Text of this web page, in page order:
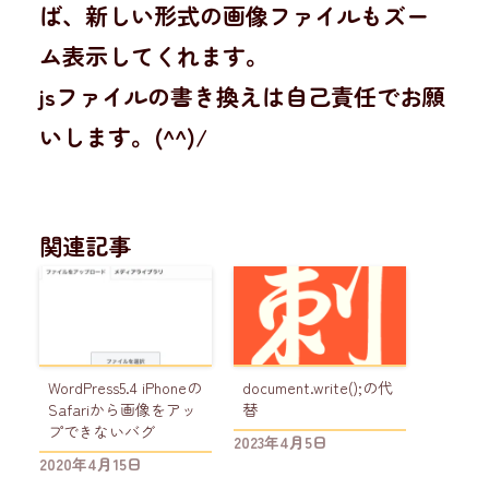
ば、新しい形式の画像ファイルもズー
ム表示してくれます。
jsファイルの書き換えは自己責任でお願
いします。(^^)/
関連記事
WordPress5.4 iPhoneの
Safariから画像をアッ
プできないバグ
2020年4月15日
document.write();の代
替
2023年4月5日